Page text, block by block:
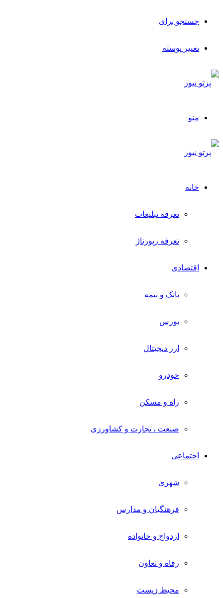
جستجو برای
تغییر پوسته
منو
خانه
تعرفه تبلیغات
تعرفه رپورتاژ
اقتصادی
بانک و بیمه
بورس
ارز دیجیتال
خودرو
راه و مسکن
صنعت ، تجارت و کشاورزی
اجتماعی
شهری
فرهنگیان و مدارس
ازدواج و خانواده
رفاه و تعاون
محیط زیست